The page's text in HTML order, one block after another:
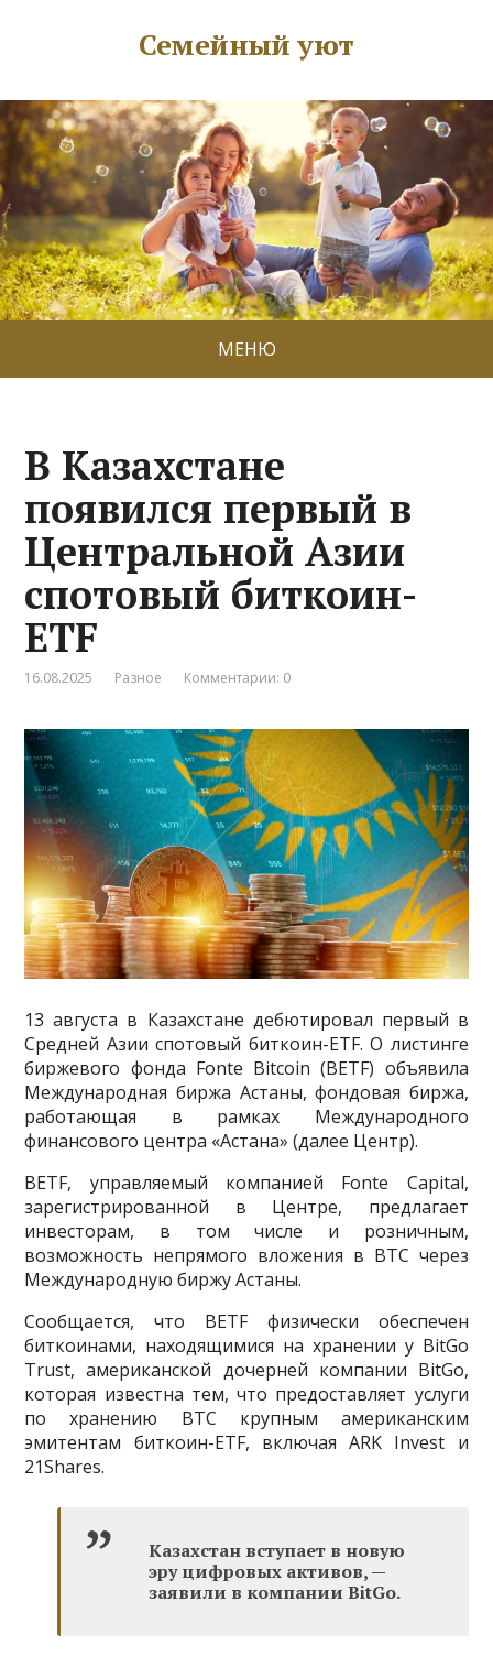
Семейный уют
МЕНЮ
В Казахстане
появился первый в
Центральной Азии
спотовый биткоин-
ETF
16.08.2025 Разное Комментарии: 0
13 августа в Казахстане дебютировал первый в
Средней Азии спотовый биткоин-ETF. О листинге
биржевого фонда Fonte Bitcoin (BETF) объявила
Международная биржа Астаны, фондовая биржа,
работающая в рамках Международного
финансового центра «Астана» (далее Центр).
BETF, управляемый компанией Fonte Capital,
зарегистрированной в Центре, предлагает
инвесторам, в том числе и розничным,
возможность непрямого вложения в BTC через
Международную биржу Астаны.
Сообщается, что BETF физически обеспечен
биткоинами, находящимися на хранении у BitGo
Trust, американской дочерней компании BitGo,
которая известна тем, что предоставляет услуги
по хранению BTC крупным американским
эмитентам биткоин-ETF, включая ARK Invest и
21Shares.
Казахстан вступает в новую
эру цифровых активов, —
заявили в компании BitGo.